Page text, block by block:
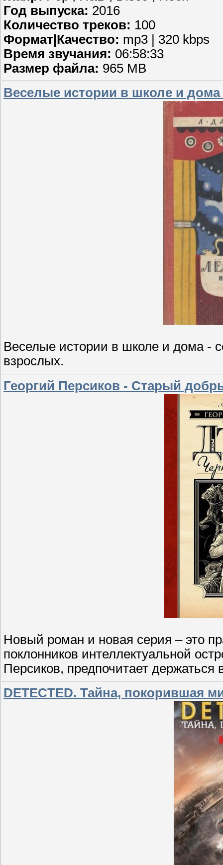
Год выпуска: 2016
Количество треков: 100
Формат|Качество: mp3 | 320 kbps
Время звучания: 06:58:33
Размер файла: 965 MB
Веселые истории в школе и дома
Веселые истории в школе и дома -
взрослых.
Георгий Персиков - Старый
Новый роман и новая серия – это
поклонников интеллектуальной
Персиков, предпочитает держаться
DETECTED. Тайна, покорившая